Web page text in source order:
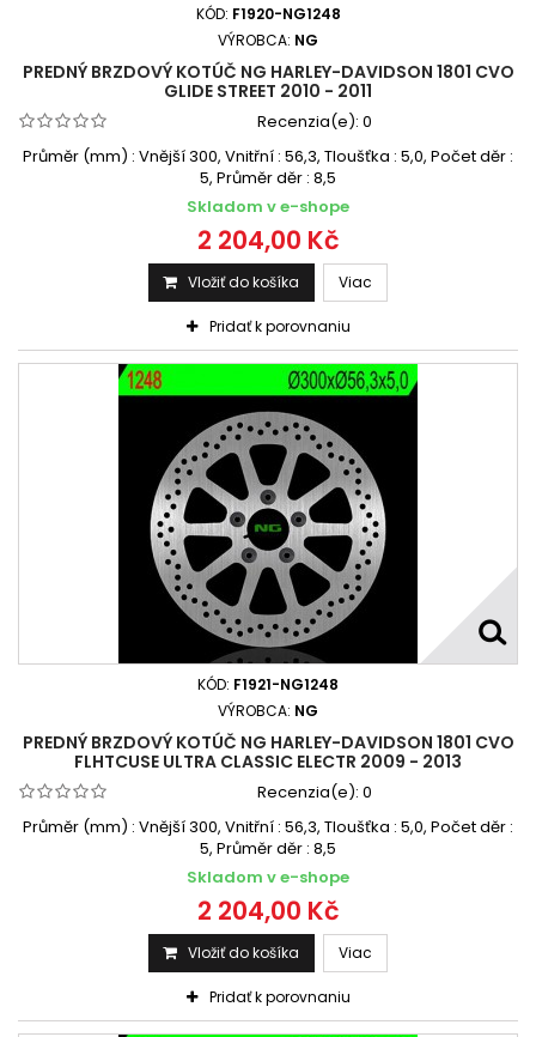
KÓD: F1920-NG1248
VÝROBCA: NG
PREDNÝ BRZDOVÝ KOTÚČ NG HARLEY-DAVIDSON 1801 CVO
GLIDE STREET 2010 - 2011
Recenzia(e): 0
Průměr (mm) : Vnější 300, Vnitřní : 56,3, Tloušťka : 5,0, Počet děr :
5, Průměr děr : 8,5
Skladom v e-shope
2 204,00 Kč
Vložiť do košíka Viac
Pridať k porovnaniu
KÓD: F1921-NG1248
VÝROBCA: NG
PREDNÝ BRZDOVÝ KOTÚČ NG HARLEY-DAVIDSON 1801 CVO
FLHTCUSE ULTRA CLASSIC ELECTR 2009 - 2013
Recenzia(e): 0
Průměr (mm) : Vnější 300, Vnitřní : 56,3, Tloušťka : 5,0, Počet děr :
5, Průměr děr : 8,5
Skladom v e-shope
2 204,00 Kč
Vložiť do košíka Viac
Pridať k porovnaniu